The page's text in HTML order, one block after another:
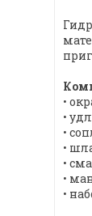
•
•
•
•
•
•
•